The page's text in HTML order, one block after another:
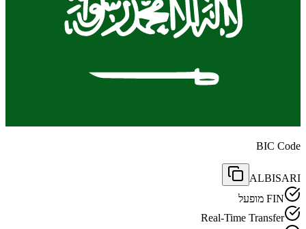
BIC Code
ALBISARI
FIN מופעל
Real-Time Transfer